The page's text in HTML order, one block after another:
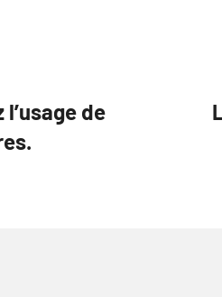
de